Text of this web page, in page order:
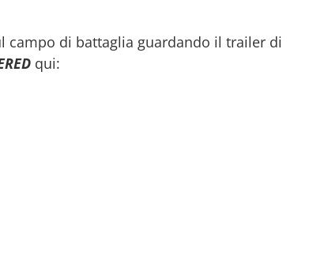
campo di battaglia guardando il trailer di
qui: